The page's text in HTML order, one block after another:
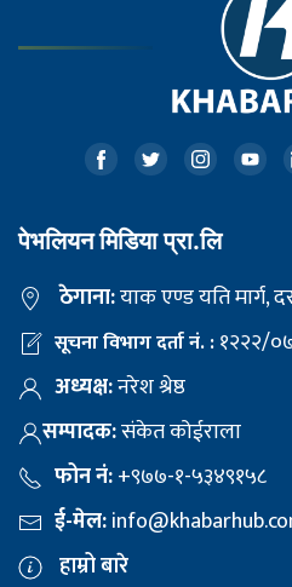
पेभलियन मिडिया प्रा.लि
ठेगाना:याक एण्ड यति मार्ग,
सूचना विभाग दर्ता नं. :१२२२/
अध्यक्ष:नरेश श्रेष्ठ
सम्पादक:संकेत कोईराला
फोन नं:+९७७-१-५३४९१५८
ई-मेल:
हाम्रो बारे